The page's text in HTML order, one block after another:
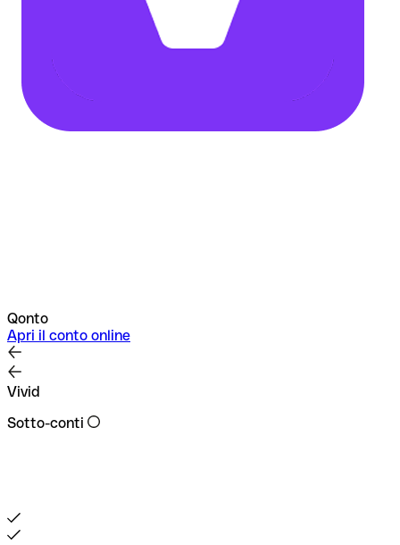
Qonto
Apri il conto online
Vivid
Sotto-conti